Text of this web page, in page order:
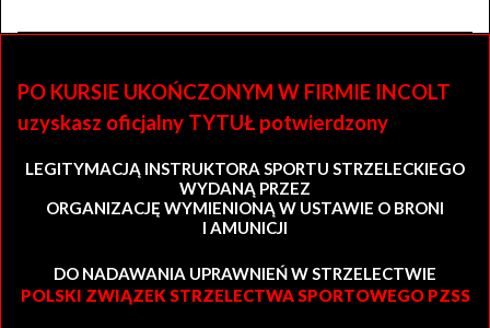
PO KURSIE UKOŃCZONYM W FIRMIE INCOLT
uzyskasz oficjalny TYTUŁ potwierdzony
LEGITYMACJĄ INSTRUKTORA SPORTU STRZELECKIEGO
WYDANĄ PRZEZ
ORGANIZACJĘ WYMIENIONĄ W USTAWIE O BRONI
I AMUNICJI
DO NADAWANIA UPRAWNIEŃ W STRZELECTWIE
POLSKI ZWIĄZEK STRZELECTWA SPORTOWEGO PZSS